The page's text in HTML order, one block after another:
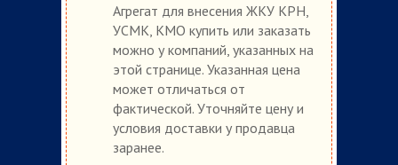
Агрегат для внесения ЖКУ КРН,
УСМК, КМО купить или заказать
можно у компаний, указанных на
этой странице. Указанная цена
может отличаться от
фактической. Уточняйте цену и
условия доставки у продавца
заранее.